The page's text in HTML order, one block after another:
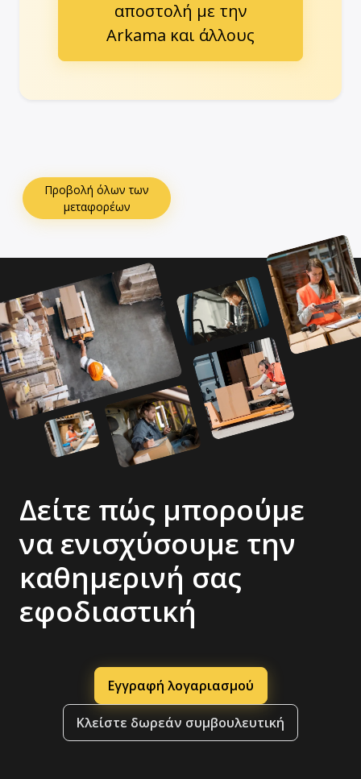
αποστολή με την
Arkama και άλλους
Προβολή όλων των
μεταφορέων
Δείτε πώς μπορούμε
να ενισχύσουμε την
καθημερινή σας
εφοδιαστική
Εγγραφή λογαριασμού
Κλείστε δωρεάν συμβουλευτική